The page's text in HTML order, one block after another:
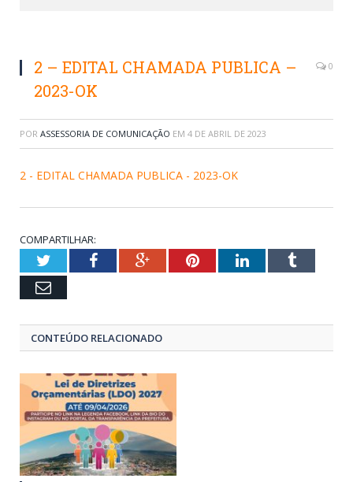
2 – EDITAL CHAMADA PUBLICA –
2023-OK
0
POR ASSESSORIA DE COMUNICAÇÃO EM 4 DE ABRIL DE 2023
2 - EDITAL CHAMADA PUBLICA - 2023-OK
COMPARTILHAR:
TwitterFacebookGoogle+PinterestLinkedInTumblr
Email
CONTEÚDO RELACIONADO